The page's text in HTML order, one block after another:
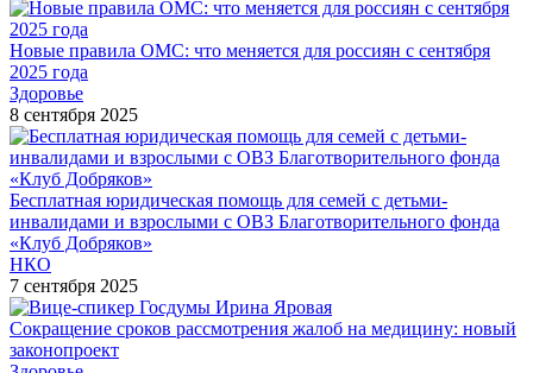
Новые правила ОМС: что меняется для россиян с сентября
2025 года
Здоровье
8 сентября 2025
Бесплатная юридическая помощь для семей с детьми-
инвалидами и взрослыми с ОВЗ Благотворительного фонда
«Клуб Добряков»
НКО
7 сентября 2025
Сокращение сроков рассмотрения жалоб на медицину: новый
законопроект